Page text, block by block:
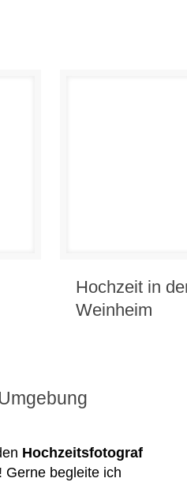
Hochzeit in
Weinheim
Hochzeitsfotograf
Gerne begleite ich